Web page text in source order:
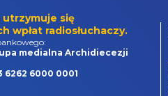
utrzymuje się
wpłat radiosłuchaczy.
medialna Archidiecezji
6262 6000 0001